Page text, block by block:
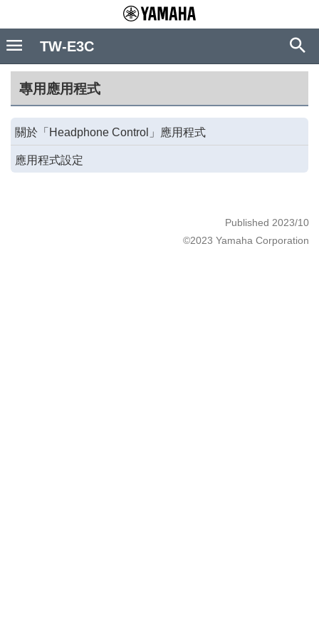
專用應用程式
關於「Headphone Control」應用程式
應用程式設定
Published 2023/10
©2023 Yamaha Corporation
TW-E3C